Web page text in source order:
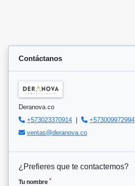
Contáctanos
Deranova.co
+573023370914 |
+573009972994
ventas@deranova.co
¿Prefieres que te contactemos?
Tu nombre *